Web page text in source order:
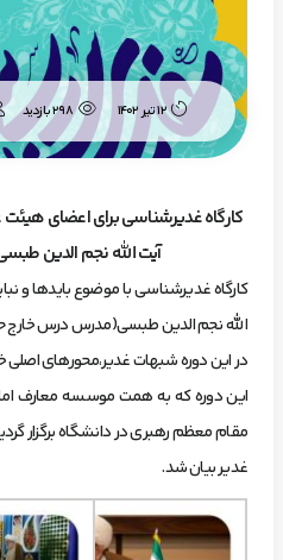
12 تیر 1402 298 بازدید
کارگاه غدیرشناسی برای اعضای
آیت الله نجم الدین طبسی
کارگاه غدیرشناسی با موضوع بایدها و
الله نجم الدین طبسی(مدرس درس خارج
در این دوره شبهات غدیر،محورهای اصلی
این دوره که به همت موسسه معارف
مقام معظم رهبری در دانشگاه برگزار
غدیر بیان شد.